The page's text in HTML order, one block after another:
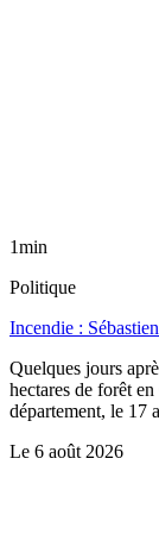
1min
Politique
Incendie :
Quelques jours
hectares de forêt
département, le 17
Le 6 août 2026